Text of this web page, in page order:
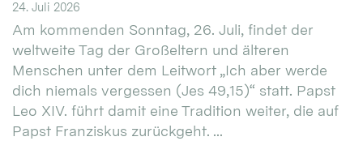
24. Juli 2026
Am kommenden Sonntag, 26. Juli, findet der
weltweite Tag der Großeltern und älteren
Menschen unter dem Leitwort „Ich aber werde
dich niemals vergessen (Jes 49,15)“ statt. Papst
Leo XIV. führt damit eine Tradition weiter, die auf
Papst Franziskus zurückgeht. ...